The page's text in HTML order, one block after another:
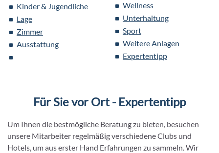
Kinder & Jugendliche
Lage
Zimmer
Ausstattung
Wellness
Unterhaltung
Sport
Weitere Anlagen
Expertentipp
Für Sie vor Ort - Expertentipp
Um Ihnen die bestmögliche Beratung zu bieten, besuchen
unsere Mitarbeiter regelmäßig verschiedene Clubs und
Hotels, um aus erster Hand Erfahrungen zu sammeln. Wir